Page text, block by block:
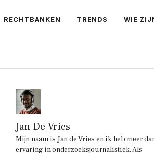
RECHTBANKEN TRENDS WIE
Jan De Vries
Mijn naam is Jan de Vries en ik heb meer
ervaring in onderzoeksjournalistiek. Als